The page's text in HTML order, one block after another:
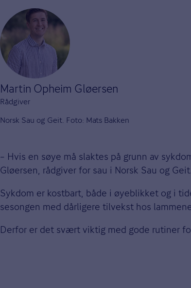
Martin Opheim Gløersen
Rådgiver
Norsk Sau og Geit. Foto: Mats Bakken
– Hvis en søye må slaktes på grunn av
Gløersen, rådgiver for sau i Norsk Sau og Geit.
Sykdom er kostbart, både i øyeblikket og i
sesongen med dårligere tilvekst hos
Derfor er det svært viktig med gode rutiner